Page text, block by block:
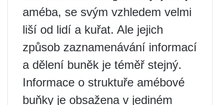
améba, se svým vzhledem velmi
liší od lidí a kuřat. Ale jejich
způsob zaznamenávání informací
a dělení buněk je téměř stejný.
Informace o struktuře amébové
buňky je obsažena v jediném